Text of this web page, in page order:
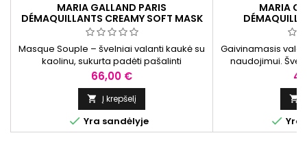
MARIA GALLAND PARIS
DÉMAQUILLANTS CREAMY SOFT MASK
VALOMOJI KAUKĖ, 50 ML
Masque Souple – švelniai valanti kaukė su
kaolinu, sukurta padėti pašalinti
nešvarumus ir perteklinį sebumą bei
palaikyti odos pusiausvyrą. Tinka visų tipų
odai, ypač normaliai ir mišriai. Reguliariai
naudojant oda atrodo gaivesnė ir lygesnė.
Kaina
66,00 €
 Į krepšelį
 Yra sandėlyje
MARIA
CLEANSING
Gaivinamasis
naudojimui.
makiažą ir

 Yra